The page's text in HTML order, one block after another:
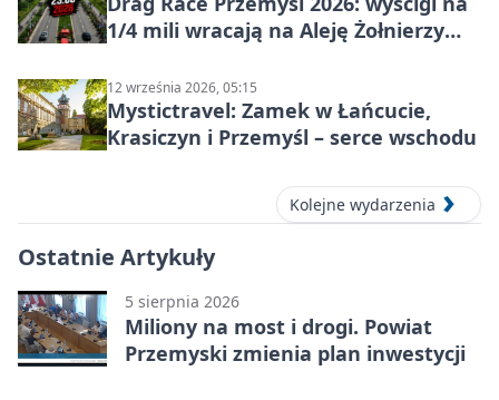
1/4 mili wracają na Aleję Żołnierzy
12 września 2026, 05:15
Mystictravel: Zamek w Łańcucie,
Krasiczyn i Przemyśl – serce wschodu
Kolejne wydarzenia
Ostatnie Artykuły
5 sierpnia 2026
Miliony na most i drogi. Powiat
Przemyski zmienia plan inwestycji